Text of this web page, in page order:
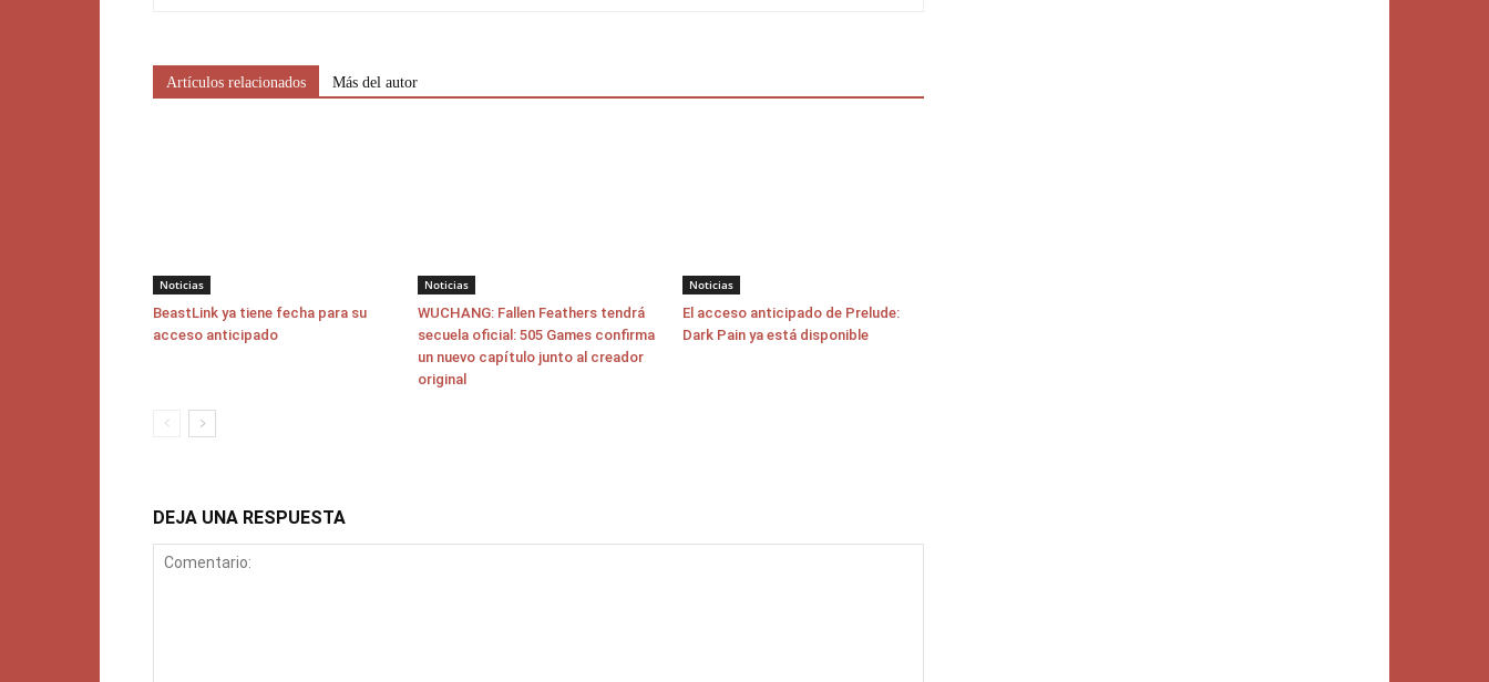
Artículos relacionados Más del autor
Noticias
BeastLink ya tiene fecha para su
acceso anticipado
Noticias
WUCHANG: Fallen Feathers tendrá
secuela oficial: 505 Games confirma
un nuevo capítulo junto al creador
original
Noticias
El acceso anticipado de Prelude:
Dark Pain ya está disponible
DEJA UNA RESPUESTA